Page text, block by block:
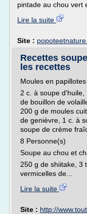
pintade au chou vert
Lire la suite
Site :
Recettes
les recettes
Moules en
2 c. à soupe
de bouillon de
200 g de moules
de genièvre, 1 c. à
soupe de crème
8 Personne(s)
Soupe au chou et
250 g de shiitake, 3
vermicelles de...
Lire la suite
Site : http://